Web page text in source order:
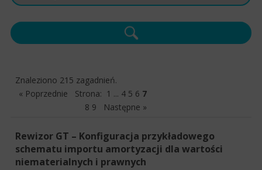
Znaleziono 215 zagadnień.
« Poprzednie Strona: 1 ... 4 5 6 7
8 9 Następne »
Rewizor GT – Konfiguracja przykładowego
schematu importu amortyzacji dla wartości
niematerialnych i prawnych